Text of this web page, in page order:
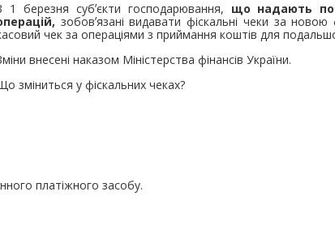
1 березня субʼєкти господарювання, що надають
зобовʼязані видавати фіскальні чеки за
чек за операціями з приймання коштів для
внесені наказом Міністерства фінансів України.
зміниться у фіскальних чеках?
платіжного засобу.